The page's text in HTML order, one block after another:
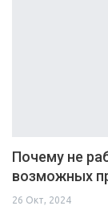
Почему не
возможных
26 Окт, 2024